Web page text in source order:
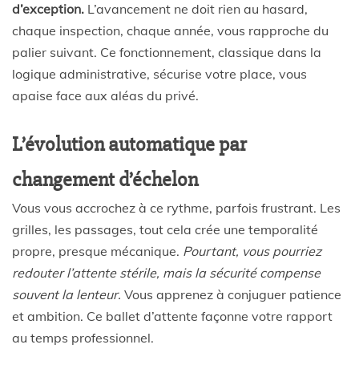
d’exception. L’avancement ne doit rien au hasard,
chaque inspection, chaque année, vous rapproche du
palier suivant. Ce fonctionnement, classique dans la
logique administrative, sécurise votre place, vous
apaise face aux aléas du privé.
L’évolution automatique par
changement d’échelon
Vous vous accrochez à ce rythme, parfois frustrant. Les
grilles, les passages, tout cela crée une temporalité
propre, presque mécanique. Pourtant, vous pourriez
redouter l’attente stérile, mais la sécurité compense
souvent la lenteur. Vous apprenez à conjuguer patience
et ambition. Ce ballet d’attente façonne votre rapport
au temps professionnel.